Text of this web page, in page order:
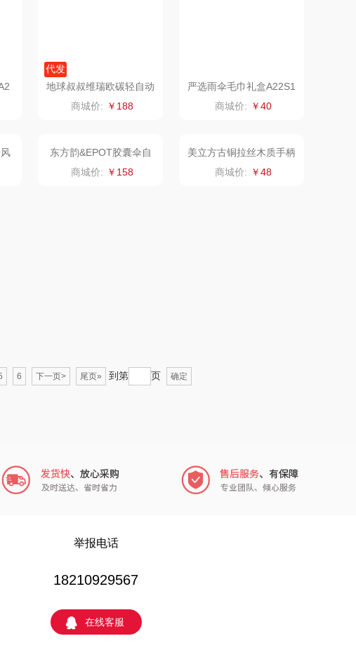
双立人 北欧沃朗
顺然 信科
贝弗伦 科洛
代发
地球叔叔维瑞欧碳轻自动
商城价: ￥188
严选雨伞毛巾礼盒A22S1
商城价: ￥40
6 下一页> 尾页» 到第 页 确定
举报电话
18210929567
在线客服